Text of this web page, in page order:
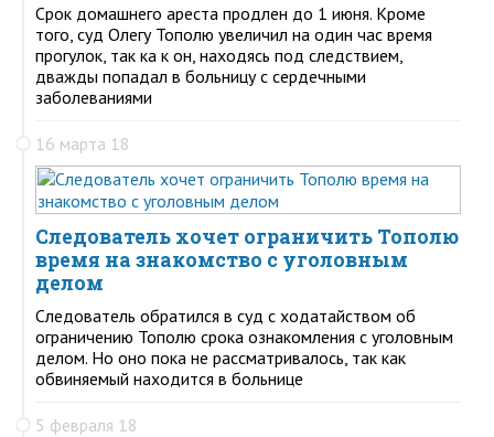
Срок домашнего ареста продлен до 1 июня. Кроме
того, суд Олегу Тополю увеличил на один час время
прогулок, так ка к он, находясь под следствием,
дважды попадал в больницу с сердечными
заболеваниями
16 марта 18
Следователь хочет ограничить Тополю
время на знакомство с уголовным
делом
Следователь обратился в суд с ходатайством об
ограничению Тополю срока ознакомления с уголовным
делом. Но оно пока не рассматривалось, так как
обвиняемый находится в больнице
5 февраля 18